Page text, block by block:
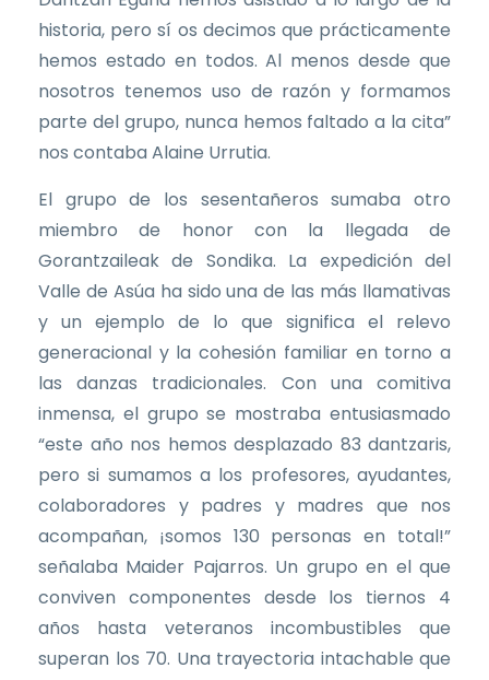
historia, pero sí os decimos que prácticamente
hemos estado en todos. Al menos desde que
nosotros tenemos uso de razón y formamos
parte del grupo, nunca hemos faltado a la cita”
nos contaba Alaine Urrutia.
El grupo de los sesentañeros sumaba otro
miembro de honor con la llegada de
Gorantzaileak de Sondika. La expedición del
Valle de Asúa ha sido una de las más llamativas
y un ejemplo de lo que significa el relevo
generacional y la cohesión familiar en torno a
las danzas tradicionales. Con una comitiva
inmensa, el grupo se mostraba entusiasmado
“este año nos hemos desplazado 83 dantzaris,
pero si sumamos a los profesores, ayudantes,
colaboradores y padres y madres que nos
acompañan, ¡somos 130 personas en total!”
señalaba Maider Pajarros. Un grupo en el que
conviven componentes desde los tiernos 4
años hasta veteranos incombustibles que
superan los 70. Una trayectoria intachable que